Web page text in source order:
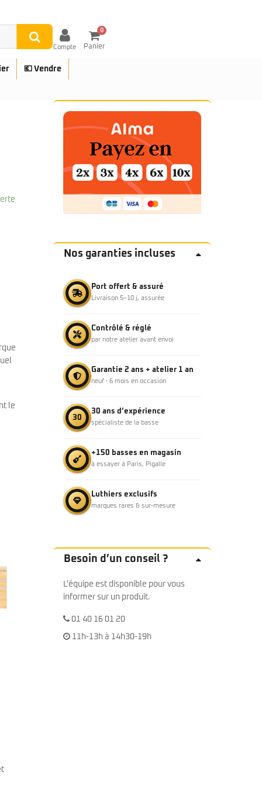
Compte
0
Panier
💶 Vendre
le
Nos garanties incluses
Port offert & assuré
Livraison 5–10 j, assurée
Contrôlé & réglé
par notre atelier avant envoi
Garantie 2 ans + atelier 1 an
neuf · 6 mois en occasion
30
30 ans d’expérience
spécialiste de la basse
+150 basses en magasin
à essayer à Paris, Pigalle
Luthiers exclusifs
marques rares & sur-mesure
Besoin d’un conseil ?
L'équipe est disponible pour vous
informer sur un produit.
01 40 16 01 20
11h-13h à 14h30-19h